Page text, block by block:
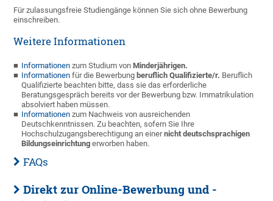
Für zulassungsfreie Studiengänge können Sie sich ohne Bewerbung
einschreiben.
Weitere Informationen
Informationenzum Studium vonMinderjährigen.
Informationen für die Bewerbung beruflich Qualifizierte/r. Beruflich
Qualifizierte beachten bitte, dass sie das erforderliche
Beratungsgespräch bereits vor der Bewerbung bzw. Immatrikulation
absolviert haben müssen.
Informationen zum Nachweis von ausreichenden
Deutschkenntnissen. Zu beachten, sofern Sie Ihre
Hochschulzugangsberechtigung an einernicht deutschsprachigen
Bildungseinrichtung erworben haben.
FAQs
Direkt zur Online-Bewerbung und -